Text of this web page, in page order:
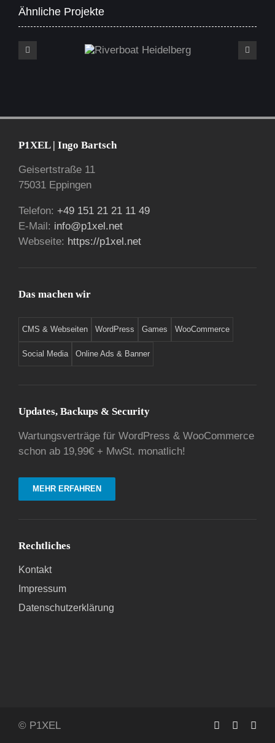
Ähnliche Projekte
Riverboat Heidelberg
P1XEL | Ingo Bartsch
Geisertstraße 11
75031 Eppingen
Telefon: +49 151 21 21 11 49
E-Mail: info@p1xel.net
Webseite: https://p1xel.net
Das machen wir
CMS & Webseiten WordPress Games WooCommerce
Social Media Online Ads & Banner
Updates, Backups & Security
Wartungsverträge für WordPress & WooCommerce
schon ab 19,99€ + MwSt. monatlich!
MEHR ERFAHREN
Rechtliches
Kontakt
Impressum
Datenschutzerklärung
© P1XEL